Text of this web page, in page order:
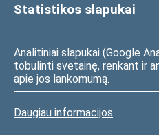
Statistikos slapukai
Analitiniai slapukai (Google
tobulinti svetainę, renkant ir
apie jos lankomumą.
Daugiau informacijos
Pradžia>
Seimo
atminties
2022 m.